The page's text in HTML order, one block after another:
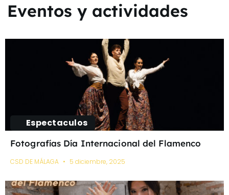
Eventos y actividades
Espectaculos
Fotografías Día Internacional del Flamenco
CSD DE MÁLAGA 5 diciembre, 2025